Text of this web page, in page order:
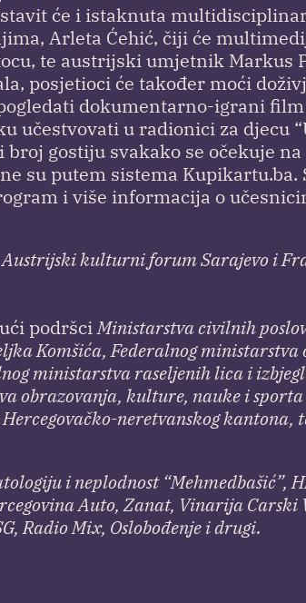
će i istaknuta
Arleta Ćehić, čiji će
te austrijski umjetnik Markus
posjetioci će također moći
dokumentarno-igrani
učestvovati u radionici za djecu
gostiju svakako se očekuje
su putem sistema Kupikartu.ba.
i više informacija o
Austrijski kulturni forum Sarajevo i
podršciMinistarstva civilnih
Komšića, Federalnog ministarstva
ministarstva raseljenih lica i
obrazovanja, kulture, nauke i sporta
neretvanskog kantona,
i neplodnost “Mehmedbašić”,
Auto, Zanat, Vinarija
Radio Mix, Oslobođenje i drugi.